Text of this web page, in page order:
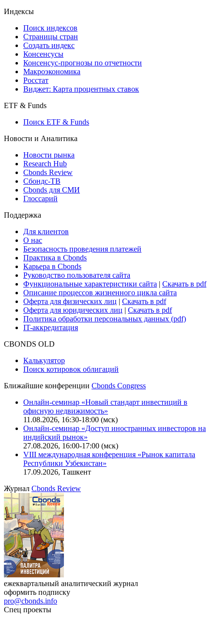
Индексы
Поиск индексов
Страницы стран
Создать индекс
Консенсусы
Консенсус-прогнозы по отчетности
Макроэкономика
Росстат
Виджет: Карта процентных ставок
ETF & Funds
Поиск ETF & Funds
Новости и Аналитика
Новости рынка
Research Hub
Cbonds Review
Сбондс-ТВ
Cbonds для СМИ
Глоссарий
Поддержка
Для клиентов
О нас
Безопасность проведения платежей
Практика в Cbonds
Карьера в Cbonds
Руководство пользователя сайта
Функциональные характеристики сайта | Скачать в pdf
Описание процессов жизненного цикла сайта
Оферта для физических лиц | Скачать в pdf
Оферта для юридических лиц | Скачать в pdf
Политика обработки персональных данных (pdf)
IT-аккредитация
CBONDS OLD
Калькулятор
Поиск котировок облигаций
Ближайшие конференции Cbonds Congress
Онлайн-семинар «Новый стандарт инвестиций в
офисную недвижимость»
11.08.2026, 16:30-18:00 (мск)
Онлайн-семинар «Доступ иностранных инвесторов на
индийский рынок»
27.08.2026, 16:00-17:00 (мск)
VIII международная конференция «Рынок капитала
Республики Узбекистан»
17.09.2026, Ташкент
Журнал Cbonds Review
ежеквартальный аналитический журнал
оформить подписку
pro@cbonds.info
Спец проекты